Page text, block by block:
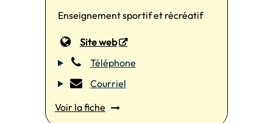
Enseignement sportif et récréatif
Site web
Téléphone
Courriel
Voir la fiche